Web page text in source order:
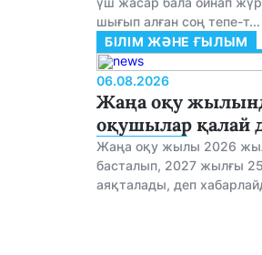
шығып алған соң тепе-т...
БІЛІМ ЖӘНЕ ҒЫЛЫМ
06.08.2026
Жаңа оқу
оқушылар қалай
Жаңа оқу жылы 2026
басталып, 2027 жылғы
аяқталады, деп